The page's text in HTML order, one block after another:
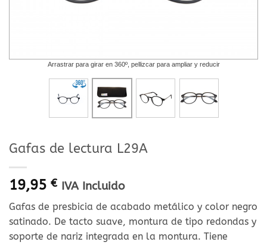
Arrastrar para girar en 360º, pellizcar para ampliar y reducir
Gafas de lectura L29A
19,95 € IVA Incluido
Gafas de presbicia de acabado metálico y color negro
satinado. De tacto suave, montura de tipo redondas y
soporte de nariz integrada en la montura. Tiene